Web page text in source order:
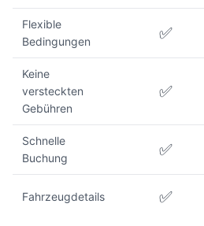
Flexible
Bedingungen
✅
Keine
versteckten
Gebühren
✅
Schnelle
Buchung
✅
Fahrzeugdetails ✅